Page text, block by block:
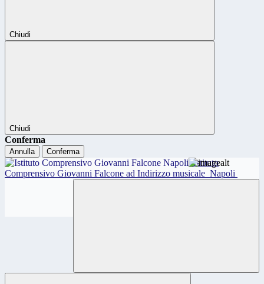
Chiudi
Chiudi
Conferma
Annulla Conferma
Istituto
Comprensivo Giovanni Falcone ad Indirizzo musicale Napoli